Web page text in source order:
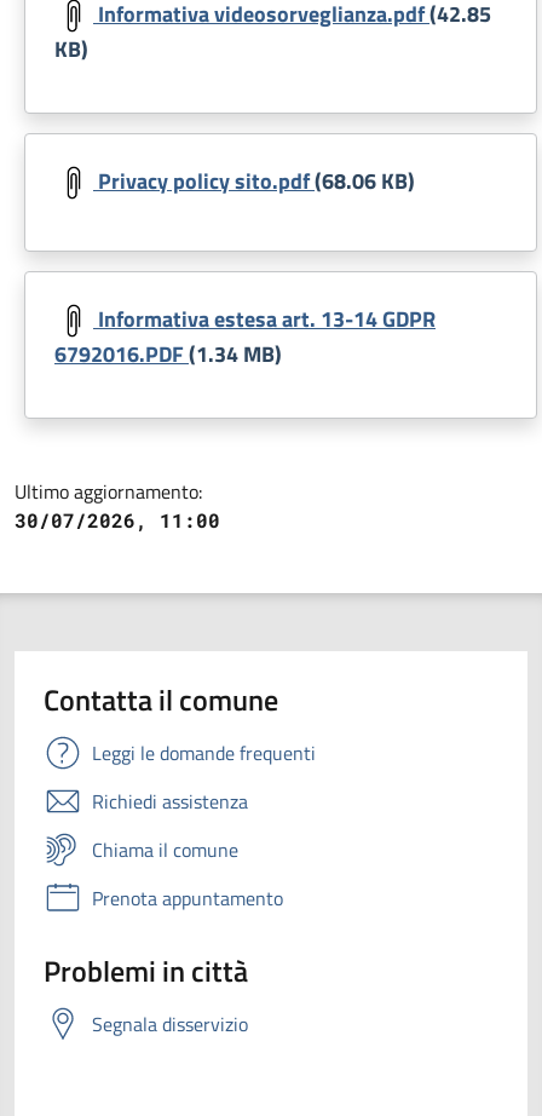
Informativa videosorveglianza.pdf(42.85
KB)
Document
Privacy policy sito.pdf(68.06 KB)
Document
Informativa estesa art. 13-14 GDPR
6792016.PDF(1.34 MB)
Ultimo aggiornamento:
30/07/2026, 11:00
Contatta il comune
Leggi le domande frequenti
Richiedi assistenza
Chiama il comune
Prenota appuntamento
Problemi in città
Segnala disservizio